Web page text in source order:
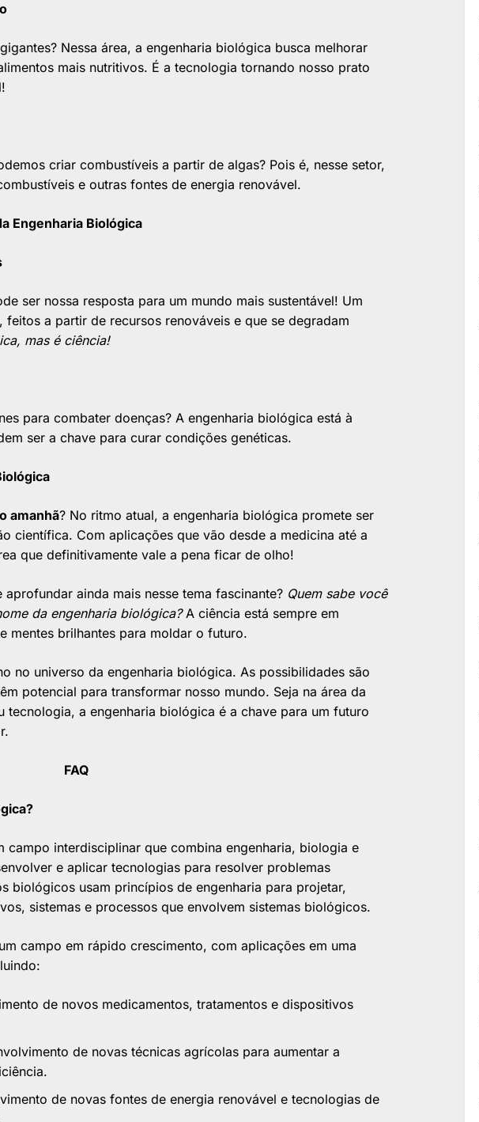
Nessa área, a engenharia biológica busca melhorar
mais nutritivos. É a tecnologia tornando nosso prato
criar combustíveis a partir de algas? Pois é, nesse setor,
e outras fontes de energia renovável.
Engenharia Biológica
ser nossa resposta para um mundo mais sustentável! Um
feitos a partir de recursos renováveis e que se degradam
mas é ciência!
para combater doenças? A engenharia biológica está à
ser a chave para curar condições genéticas.
amanhã? No ritmo atual, a engenharia biológica promete ser
científica. Com aplicações que vão desde a medicina até a
que definitivamente vale a pena ficar de olho!
ainda mais nesse tema fascinante? Quem sabe você
da engenharia biológica?A ciência está sempre em
mentes brilhantes para moldar o futuro.
no universo da engenharia biológica. As possibilidades são
potencial para transformar nosso mundo. Seja na área da
tecnologia, a engenharia biológica é a chave para um futuro
campo interdisciplinar que combina engenharia, biologia e
e aplicar tecnologias para resolver problemas
biológicos usam princípios de engenharia para projetar,
sistemas e processos que envolvem sistemas biológicos.
campo em rápido crescimento, com aplicações em uma
de novos medicamentos, tratamentos e dispositivos
de novas técnicas agrícolas para aumentar a
de novas fontes de energia renovável e tecnologias de